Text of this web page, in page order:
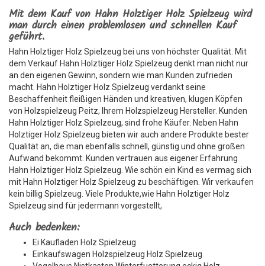
Mit dem Kauf von Hahn Holztiger Holz Spielzeug wird
man durch einen problemlosen und schnellen Kauf
geführt.
Hahn Holztiger Holz Spielzeug bei uns von höchster Qualität. Mit
dem Verkauf Hahn Holztiger Holz Spielzeug denkt man nicht nur
an den eigenen Gewinn, sondern wie man Kunden zufrieden
macht. Hahn Holztiger Holz Spielzeug verdankt seine
Beschaffenheit fleißigen Händen und kreativen, klugen Köpfen
von Holzspielzeug Peitz, Ihrem Holzspielzeug Hersteller. Kunden
Hahn Holztiger Holz Spielzeug, sind frohe Käufer. Neben Hahn
Holztiger Holz Spielzeug bieten wir auch andere Produkte bester
Qualität an, die man ebenfalls schnell, günstig und ohne großen
Aufwand bekommt. Kunden vertrauen aus eigener Erfahrung
Hahn Holztiger Holz Spielzeug. Wie schön ein Kind es vermag sich
mit Hahn Holztiger Holz Spielzeug zu beschäftigen. Wir verkaufen
kein billig Spielzeug. Viele Produkte,wie Hahn Holztiger Holz
Spielzeug sind für jedermann vorgestellt,
Auch bedenken:
Ei Kaufladen Holz Spielzeug
Einkaufswagen Holzspielzeug Holz Spielzeug